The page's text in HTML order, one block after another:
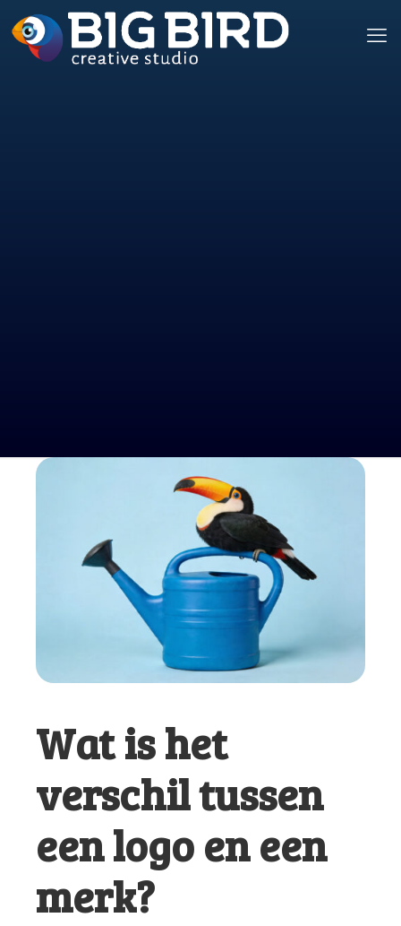
Wat is het
verschil tussen
een logo en een
merk?